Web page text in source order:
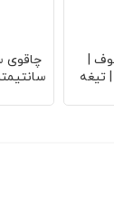
|
تیغه
حرفه‌ای